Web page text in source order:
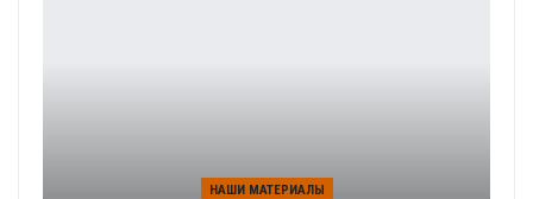
НАШИ МАТЕРИАЛЫ